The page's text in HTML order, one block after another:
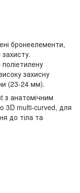
бронеелементи,
захисну
(23-24 мм).
анатомічним
3D multi-curved, для
до тіла та